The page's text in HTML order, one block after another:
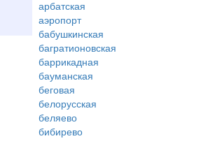
арбатская
аэропорт
бабушкинская
багратионовская
баррикадная
бауманская
беговая
белорусская
беляево
бибирево